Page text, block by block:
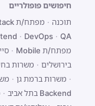
חיפושים פופולריים
תוכנה · מפתח/ת Full Stack
· DevOps · QA
מפתח/ת Mobile
·
בירושלים · משרות
· משרות ברמת גן ·
Backend בתל אביב
·